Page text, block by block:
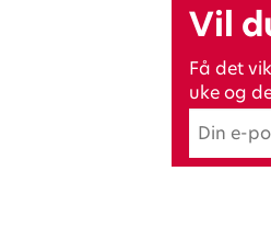
Vil
Få det
uke og